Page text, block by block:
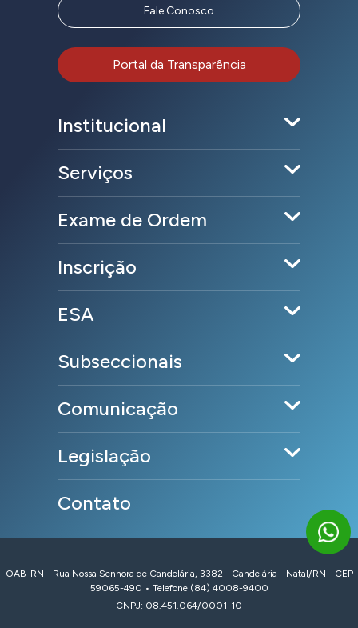
Fale Conosco
Portal da Transparência
Institucional
Serviços
Exame de Ordem
Inscrição
ESA
Subseccionais
Comunicação
Legislação
Contato
OAB-RN - Rua Nossa Senhora de Candelária, 3382 - Candelária - Natal/RN - CEP
59065-490 • Telefone (84) 4008-9400
CNPJ: 08.451.064/0001-10